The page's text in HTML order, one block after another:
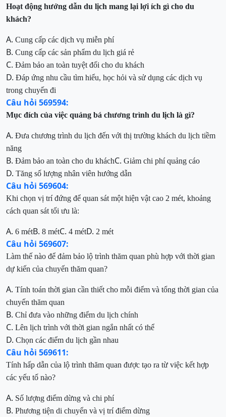
Hoạt động hướng dẫn du lịch mang lại lợi ích gì cho du
khách?
A. Cung cấp các dịch vụ miễn phí
B. Cung cấp các sản phẩm du lịch giá rẻ
C. Đảm bảo an toàn tuyệt đối cho du khách
D. Đáp ứng nhu cầu tìm hiểu, học hỏi và sử dụng các dịch vụ
trong chuyến đi
Câu hỏi 569594:
Mục đích của việc quảng bá chương trình du lịch là gì?
A. Đưa chương trình du lịch đến với thị trường khách du lịch tiềm
năng
B. Đảm bảo an toàn cho du kháchC. Giảm chi phí quảng cáo
D. Tăng số lượng nhân viên hướng dẫn
Câu hỏi 569604:
Khi chọn vị trí đứng để quan sát một hiện vật cao 2 mét, khoảng
cách quan sát tối ưu là:
A. 6 métB. 8 métC. 4 métD. 2 mét
Câu hỏi 569607:
Làm thế nào để đảm bảo lộ trình thăm quan phù hợp với thời gian
dự kiến của chuyến thăm quan?
A. Tính toán thời gian cần thiết cho mỗi điểm và tổng thời gian của
chuyến thăm quan
B. Chỉ đưa vào những điểm du lịch chính
C. Lên lịch trình với thời gian ngắn nhất có thể
D. Chọn các điểm du lịch gần nhau
Câu hỏi 569611:
Tính hấp dẫn của lộ trình thăm quan được tạo ra từ việc kết hợp
các yếu tố nào?
A. Số lượng điểm dừng và chi phí
B. Phương tiện di chuyển và vị trí điểm dừng